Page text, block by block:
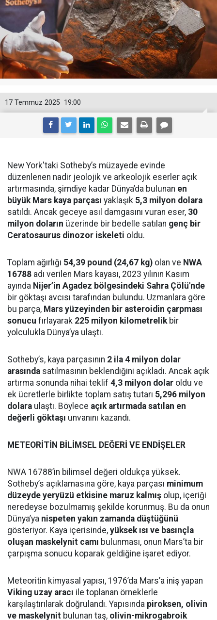
19:00
17 Temmuz 2025
New York'taki Sotheby’s müzayede evinde
düzenlenen nadir jeolojik ve arkeolojik eserler açık
artırmasında, şimdiye kadar Dünya’da bulunan en
büyük Mars kaya parçası yaklaşık 5,3 milyon dolara
satıldı. Ancak geceye asıl damgasını vuran eser, 30
milyon doların üzerinde bir bedelle satılan genç bir
Ceratosaurus dinozor iskeleti oldu.
Toplam ağırlığı 54,39 pound (24,67 kg) olan ve NWA
16788 adı verilen Mars kayası, 2023 yılının Kasım
ayında Nijer’in Agadez bölgesindeki Sahra Çölü'nde
bir göktaşı avcısı tarafından bulundu. Uzmanlara göre
bu parça, Mars yüzeyinden bir asteroidin çarpması
sonucu fırlayarak 225 milyon kilometrelikbir
yolculukla Dünya’ya ulaştı.
Sotheby’s, kaya parçasının 2 ila 4 milyon dolar
arasında satılmasının beklendiğini açıkladı. Ancak açık
artırma sonunda nihai teklif 4,3 milyon dolar oldu ve
ek ücretlerle birlikte toplam satış tutarı 5,296 milyon
dolara ulaştı. Böylece açık artırmada satılan en
değerli göktaşı unvanını kazandı.
METEORİTİN BİLİMSEL DEĞERİ VE ENDİŞELER
NWA 16788’in bilimsel değeri oldukça yüksek.
Sotheby’s açıklamasına göre, kaya parçası minimum
düzeyde yeryüzü etkisine maruz kalmış olup, içeriği
neredeyse bozulmamış şekilde korunmuş. Bu da onun
Dünya’ya nispeten yakın zamanda düştüğünü
gösteriyor. Kaya içerisinde, yüksek ısı ve basınçla
oluşan maskelynit camı bulunması, onun Mars’ta bir
çarpışma sonucu koparak geldiğine işaret ediyor.
Meteoritin kimyasal yapısı, 1976’da Mars’a iniş yapan
Viking uzay aracı ile toplanan örneklerle
karşılaştırılarak doğrulandı. Yapısında piroksen, olivin
ve maskelynit bulunan taş, olivin-mikrogabroik